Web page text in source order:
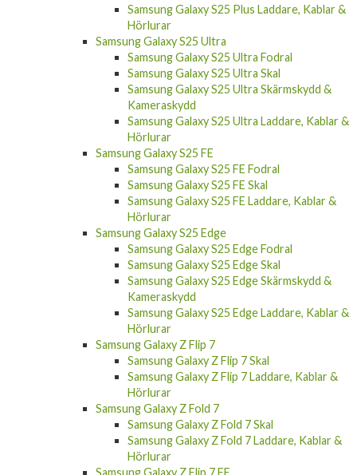
Samsung Galaxy S25 Plus Laddare, Kablar &
Hörlurar
Samsung Galaxy S25 Ultra
Samsung Galaxy S25 Ultra Fodral
Samsung Galaxy S25 Ultra Skal
Samsung Galaxy S25 Ultra Skärmskydd &
Kameraskydd
Samsung Galaxy S25 Ultra Laddare, Kablar &
Hörlurar
Samsung Galaxy S25 FE
Samsung Galaxy S25 FE Fodral
Samsung Galaxy S25 FE Skal
Samsung Galaxy S25 FE Laddare, Kablar &
Hörlurar
Samsung Galaxy S25 Edge
Samsung Galaxy S25 Edge Fodral
Samsung Galaxy S25 Edge Skal
Samsung Galaxy S25 Edge Skärmskydd &
Kameraskydd
Samsung Galaxy S25 Edge Laddare, Kablar &
Hörlurar
Samsung Galaxy Z Flip 7
Samsung Galaxy Z Flip 7 Skal
Samsung Galaxy Z Flip 7 Laddare, Kablar &
Hörlurar
Samsung Galaxy Z Fold 7
Samsung Galaxy Z Fold 7 Skal
Samsung Galaxy Z Fold 7 Laddare, Kablar &
Hörlurar
Samsung Galaxy Z Flip 7 FE